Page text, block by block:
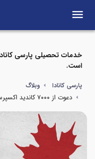
menu
خدمات تحصیلی پارسی
است.
پارسی کانادا وبلاگ
دعوت از ۷۰۰۰ کاندید اکسپرس انتری مسلط به زبان فرانسوی